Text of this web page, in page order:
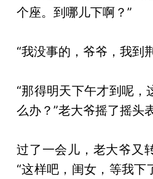
个座。到哪儿下啊？”
“我没事的，爷爷，我到
“那得明天下午才到呢，
么办？”老大爷摇了摇头
过了一会儿，老大爷又
“这样吧，闺女，等我下